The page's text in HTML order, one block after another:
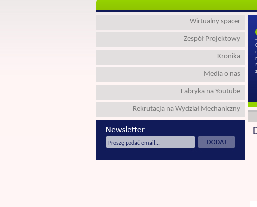
Wirtualny spacer
Zespół Projektowy
Kronika
Media o nas
Fabryka na Youtube
Rekrutacja na Wydział Mechaniczny